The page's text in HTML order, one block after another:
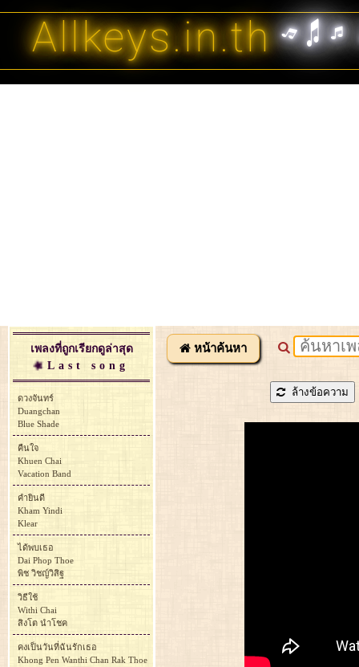
Allkeys.in.th
หน้าค้นหา
ล้างข้อความ
เพลงที่ถูกเรียกดูล่าสุด
Last song
ดวงจันทร์
Duangchan
Blue Shade
คืนใจ
Khuen Chai
Vacation Band
คำยินดี
Kham Yindi
Klear
ได้พบเธอ
Dai Phop Thoe
พิช วิชญ์วิสิฐ
วิธีใช้
Withi Chai
สิงโต นำโชค
คงเป็นวันที่ฉันรักเธอ
Khong Pen Wanthi Chan Rak Thoe